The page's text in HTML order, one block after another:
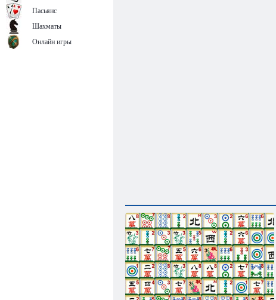
Пасьянс
Шахматы
Онлайн игры